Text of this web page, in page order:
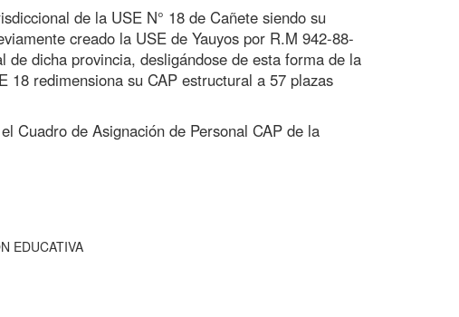
de la USE N° 18 de Cañete siendo su
creado la USE de Yauyos por R.M 942-88-
dicha provincia, desligándose de esta forma de la
18 redimensiona su CAP estructural a 57 plazas
Cuadro de Asignación de Personal CAP de la
EDUCATIVA